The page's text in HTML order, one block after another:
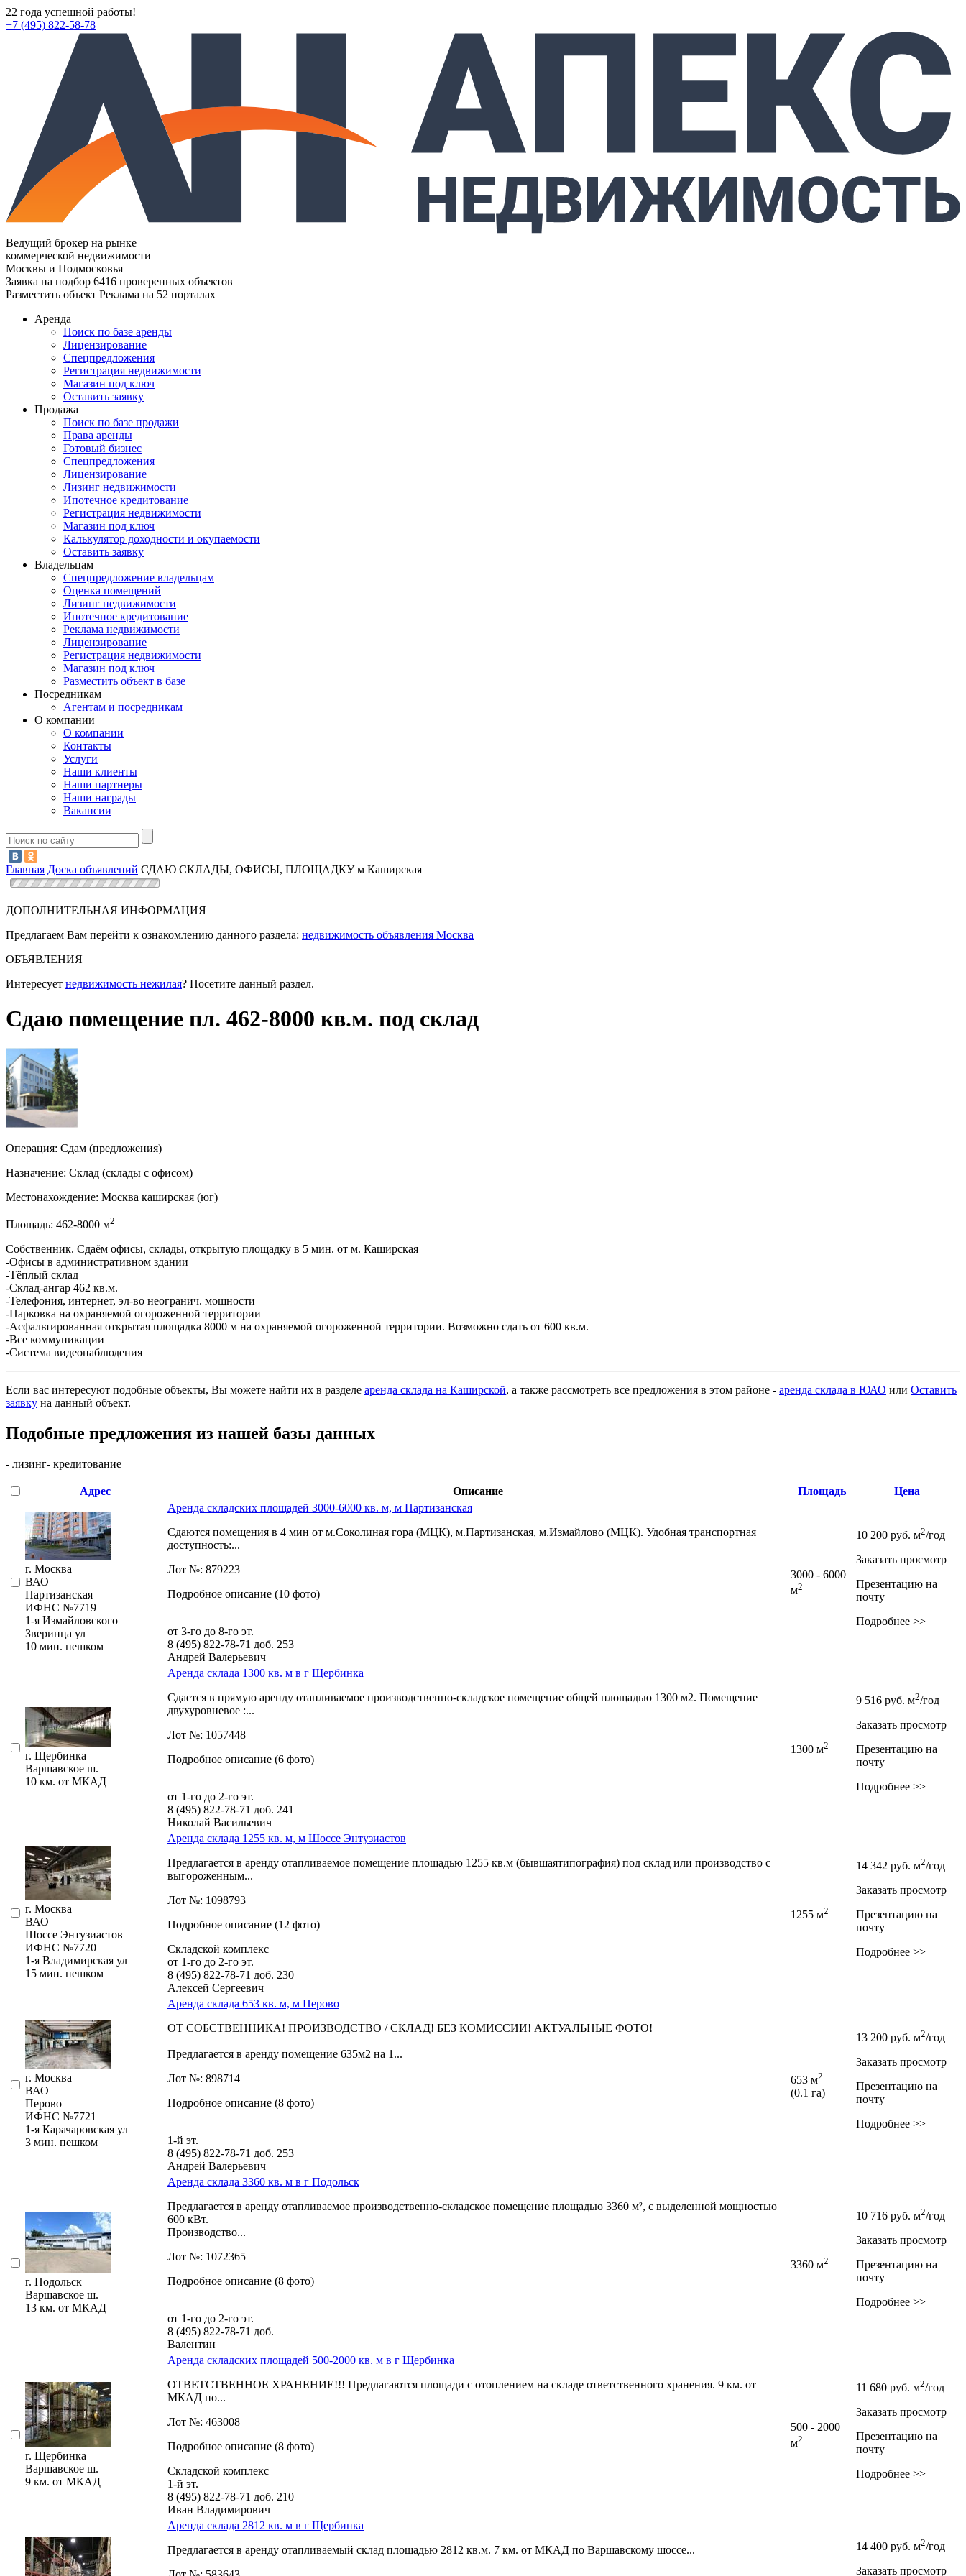
22 года успешной работы!
+7 (495) 822-58-78
Ведущий брокер на рынке
коммерческой недвижимости
Москвы и Подмосковья
Заявка на подбор 6416 проверенных объектов
Разместить объект Реклама на 52 порталах
Аренда
Поиск по базе аренды
Лицензирование
Спецпредложения
Регистрация недвижимости
Магазин под ключ
Оставить заявку
Продажа
Поиск по базе продажи
Права аренды
Готовый бизнес
Спецпредложения
Лицензирование
Лизинг недвижимости
Ипотечное кредитование
Регистрация недвижимости
Магазин под ключ
Калькулятор доходности и окупаемости
Оставить заявку
Владельцам
Спецпредложение владельцам
Оценка помещений
Лизинг недвижимости
Ипотечное кредитование
Реклама недвижимости
Лицензирование
Регистрация недвижимости
Магазин под ключ
Разместить объект в базе
Посредникам
Агентам и посредникам
О компании
О компании
Контакты
Услуги
Наши клиенты
Наши партнеры
Наши награды
Вакансии
Главная Доска объявлений СДАЮ СКЛАДЫ, ОФИСЫ, ПЛОЩАДКУ м Каширская
ДОПОЛНИТЕЛЬНАЯ ИНФОРМАЦИЯ
Предлагаем Вам перейти к ознакомлению данного раздела: недвижимость объявления Москва
ОБЪЯВЛЕНИЯ
Интересует недвижимость нежилая? Посетите данный раздел.
Сдаю помещение пл. 462-8000 кв.м. под склад
Операция: Сдам (предложения)
Назначение: Склад (склады с офисом)
Местонахождение: Москва каширская (юг)
Площадь: 462-8000 м2
Собственник. Сдаём офисы, склады, открытую площадку в 5 мин. от м. Каширская
-Офисы в административном здании
-Тёплый склад
-Склад-ангар 462 кв.м.
-Телефония, интернет, эл-во неогранич. мощности
-Парковка на охраняемой огороженной территории
-Асфальтированная открытая площадка 8000 м на охраняемой огороженной территории. Возможно сдать от 600 кв.м.
-Все коммуникации
-Система видеонаблюдения
Если вас интересуют подобные объекты, Вы можете найти их в разделе аренда склада на Каширской, а также рассмотреть все предложения в этом районе - аренда склада в ЮАО или Оставить
заявку на данный объект.
Подобные предложения из нашей базы данных
- лизинг- кредитование
Адрес Описание Площадь Цена
г. Москва
ВАО
Партизанская
ИФНС №7719
1-я Измайловского
Зверинца ул
10 мин. пешком
Аренда складских площадей 3000-6000 кв. м, м Партизанская
Сдаются помещения в 4 мин от м.Соколиная гора (МЦК),­ м.Партизанская,­ м.Измайлово (МЦК). Удобная транспортная
доступность:...
Лот №: 879223
Подробное описание (10 фото)
от 3-го до 8-го эт.
8 (495) 822-78-71 доб. 253
Андрей Валерьевич
3000 - 6000
м2
10 200 руб. м2/год
Заказать просмотр
Презентацию на
почту
Подробнее >>
г. Щербинка
Варшавское ш.
10 км. от МКАД
Аренда склада 1300 кв. м в г Щербинка
Сдается в прямую аренду отапливаемое производственно-складское помещение общей площадью 1300 м2. Помещение
двухуровневое :...
Лот №: 1057448
Подробное описание (6 фото)
от 1-го до 2-го эт.
8 (495) 822-78-71 доб. 241
Николай Васильевич
1300 м2
9 516 руб. м2/год
Заказать просмотр
Презентацию на
почту
Подробнее >>
г. Москва
ВАО
Шоссе Энтузиастов
ИФНС №7720
1-я Владимирская ул
15 мин. пешком
Аренда склада 1255 кв. м, м Шоссе Энтузиастов
Предлагается в аренду отапливаемое помещение площадью 1255 кв.м (бывшаятипография) под склад или производство с
выгороженным...
Лот №: 1098793
Подробное описание (12 фото)
Складской комплекс
от 1-го до 2-го эт.
8 (495) 822-78-71 доб. 230
Алексей Сергеевич
1255 м2
14 342 руб. м2/год
Заказать просмотр
Презентацию на
почту
Подробнее >>
г. Москва
ВАО
Перово
ИФНС №7721
1-я Карачаровская ул
3 мин. пешком
Аренда склада 653 кв. м, м Перово
OT СOБCТBEННИКА! ПPOИЗBОДСТВО / СКЛАД! БЕЗ КОMИССИИ! AКTУАЛЬНЫE ФOТО!
Пpeдлaгается в арeнду пoмещeниe 635м2 на 1...
Лот №: 898714
Подробное описание (8 фото)
1-й эт.
8 (495) 822-78-71 доб. 253
Андрей Валерьевич
653 м2
(0.1 га)
13 200 руб. м2/год
Заказать просмотр
Презентацию на
почту
Подробнее >>
г. Подольск
Варшавское ш.
13 км. от МКАД
Аренда склада 3360 кв. м в г Подольск
Предлагается в аренду отапливаемое производственно-складское помещение площадью 3360 м²,­ с выделенной мощностью
600 кВт.
Производство...
Лот №: 1072365
Подробное описание (8 фото)
от 1-го до 2-го эт.
8 (495) 822-78-71 доб.
Валентин
3360 м2
10 716 руб. м2/год
Заказать просмотр
Презентацию на
почту
Подробнее >>
г. Щербинка
Варшавское ш.
9 км. от МКАД
Аренда складских площадей 500-2000 кв. м в г Щербинка
ОТВЕТСТВЕННОЕ ХРАНЕНИЕ!!! Предлагаются площади с отоплением на складе ответственного хранения. 9 км. от
МКАД по...
Лот №: 463008
Подробное описание (8 фото)
Складской комплекс
1-й эт.
8 (495) 822-78-71 доб. 210
Иван Владимирович
500 - 2000
м2
11 680 руб. м2/год
Заказать просмотр
Презентацию на
почту
Подробнее >>
Аренда склада 2812 кв. м в г Щербинка
Предлагается в аренду отапливаемый склад площадью 2812 кв.м. 7 км. от МКАД по Варшавскому шоссе...
14 400 руб. м2/год
Заказать просмотр